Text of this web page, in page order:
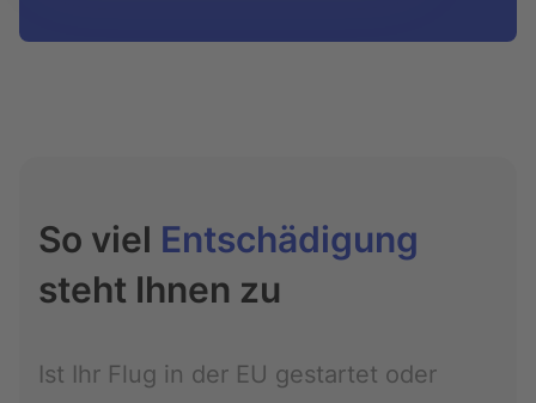
So viel Entschädigung
steht Ihnen zu
Ist Ihr Flug in der EU gestartet oder